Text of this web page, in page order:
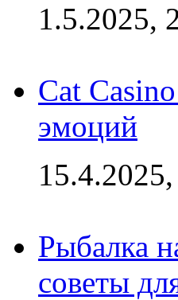
1.5.2025,
Cat
эмоций
Рыбалка
советы